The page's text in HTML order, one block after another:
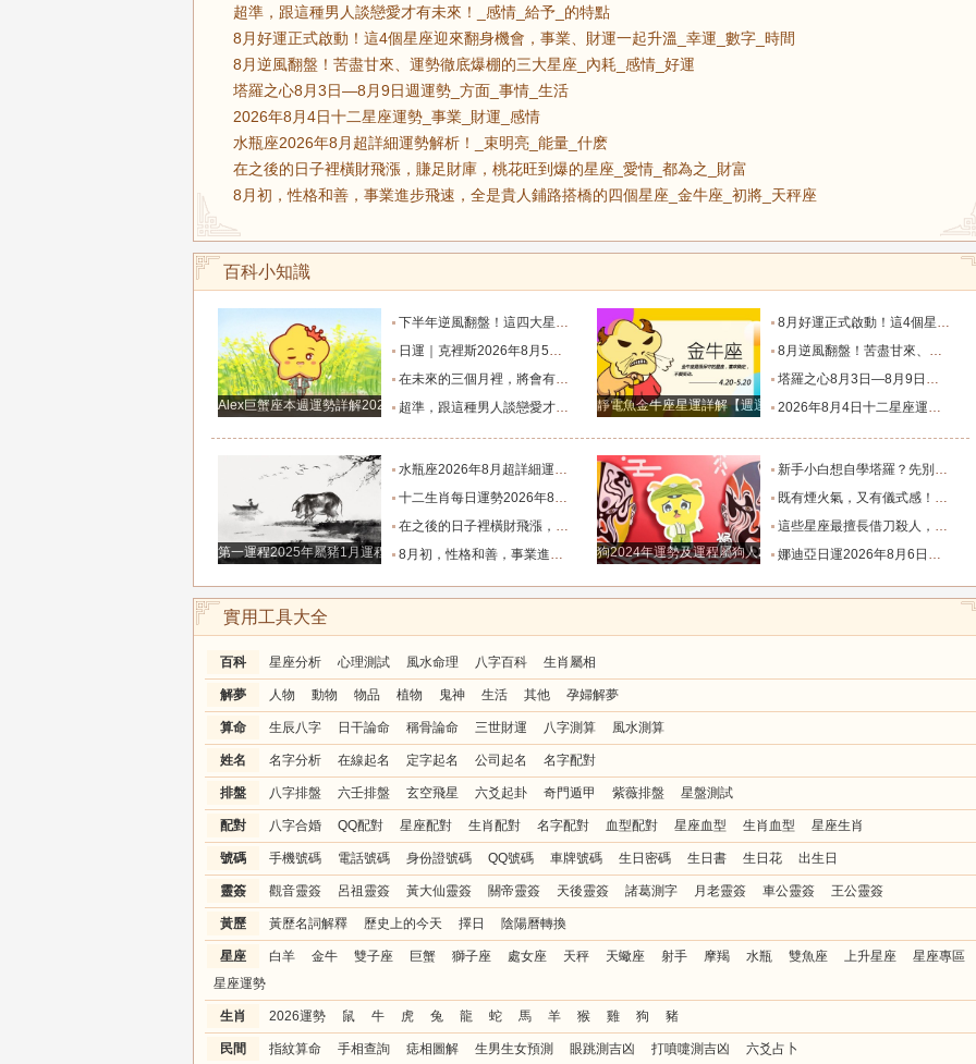
超準，跟這種男人談戀愛才有未來！_感情_給予_的特點
8月好運正式啟動！這4個星座迎來翻身機會，事業、財運一起升溫_幸運_數字_時間
8月逆風翻盤！苦盡甘來、運勢徹底爆棚的三大星座_內耗_感情_好運
塔羅之心8月3日—8月9日週運勢_方面_事情_生活
2026年8月4日十二星座運勢_事業_財運_感情
水瓶座2026年8月超詳細運勢解析！_束明亮_能量_什麽
在之後的日子裡橫財飛漲，賺足財庫，桃花旺到爆的星座_愛情_都為之_財富
8月初，性格和善，事業進步飛速，全是貴人鋪路搭橋的四個星座_金牛座_初將_天秤座
百科小知識
Alex巨蟹座本週運勢詳解2024.12.23-12.29
下半年逆風翻盤！這四大星座將迎來命運轉折點_星象_相位_機會
日運｜克裡斯2026年8月5日十二星座運勢_感覺_願望_右耳
在未來的三個月裡，將會有好運來臨的星座_機會_挑戰_家庭
超準，跟這種男人談戀愛才有未來！_感情_給予_的特點
靜電魚金牛座星運詳解【週運2024年12月9日-12月15日】
8月好運正式啟動！這4個星座迎來翻身機會，事業、財運一起升溫_幸運_數字_時間
8月逆風翻盤！苦盡甘來、運勢徹底爆棚的三大星座_內耗_感情_好運
塔羅之心8月3日—8月9日週運勢_方面_事情_生活
2026年8月4日十二星座運勢_事業_財運_感情
第一運程2025年屬豬1月運程解析
水瓶座2026年8月超詳細運勢解析！_束明亮_能量_什麽
十二生肖每日運勢2026年8月4日_幸運_綜合_物品
在之後的日子裡橫財飛漲，賺足財庫，桃花旺到爆的星座_愛情_都為之_財富
8月初，性格和善，事業進步飛速，全是貴人鋪路搭橋的四個星座_金牛座_初將_天秤座
狗2024年運勢及運程屬狗人2024運勢好嗎
新手小白想自學塔羅？先別急著買牌，這份書單和真心話請收好_職業_客人_門店
既有煙火氣，又有儀式感！這三個生肖，最擅長把日子過成詩！_生活_習慣_屬雞
這些星座最擅長借刀殺人，背後使絆子從不手軟_雙子座_能在_心思
娜迪亞日運2026年8月6日週四每日星座運勢_數字_相關_情緒
實用工具大全
百科 星座分析 心理測試 風水命理 八字百科 生肖屬相
解夢 人物 動物 物品 植物 鬼神 生活 其他 孕婦解夢
算命 生辰八字 日干論命 稱骨論命 三世財運 八字測算 風水測算
姓名 名字分析 在線起名 定字起名 公司起名 名字配對
排盤 八字排盤 六壬排盤 玄空飛星 六爻起卦 奇門遁甲 紫薇排盤 星盤測試
配對 八字合婚 QQ配對 星座配對 生肖配對 名字配對 血型配對 星座血型 生肖血型 星座生肖
號碼 手機號碼 電話號碼 身份證號碼 QQ號碼 車牌號碼 生日密碼 生日書 生日花 出生日
靈簽 觀音靈簽 呂祖靈簽 黃大仙靈簽 關帝靈簽 天後靈簽 諸葛測字 月老靈簽 車公靈簽 王公靈簽
黃歷 黃歷名詞解釋 歷史上的今天 擇日 陰陽曆轉換
星座 白羊 金牛 雙子座 巨蟹 獅子座 處女座 天秤 天蠍座 射手 摩羯 水瓶 雙魚座 上升星座
星座專區
星座運勢
生肖 2026運勢 鼠 牛 虎 兔 龍 蛇 馬 羊 猴 雞 狗 豬
民間 指紋算命 手相查詢 痣相圖解 生男生女預測 眼跳測吉凶 打噴嚏測吉凶 六爻占卜